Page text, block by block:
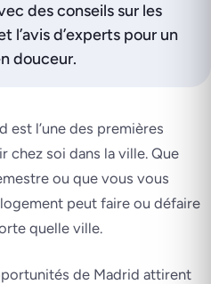
des conseils sur les
l’avis d’experts pour un
douceur.
est l’une des premières
chez soi dans la ville. Que
ou que vous vous
peut faire ou défaire
quelle ville.
de Madrid attirent